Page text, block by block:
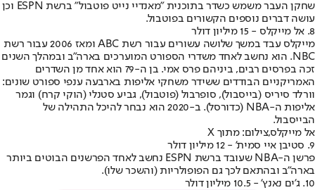
שחקן העבר משמש כשדר בתוכנית "מאנדיי נייט פוטבול" ברשת ESPN וכן
עושה דברים נוספים הקשורים בפוטבול.
8. אל מייקלס - 15 מיליון דולר
מייקלס עבד במשך שלושה עשורים עבור רשת ABC ומאז 2006 עבור רשת
NBC. הוא נחשב לאחד משדרי הספורט המוערכים בארה"ב ובמהלך השנים
זכה בפרסים רבים, ביניהם פרס אמי. בן ה-79 הוא אחד מן השדרים
האמריקניים הבודדים ששידר משחקי אליפות בארבעה ענפי ספורט שונים:
וורלד סיריס (בייסבול), סופרבול (פוטבול), גביע סטנלי (הוקי קרח) וגמר
אליפות ה-NBA (כדורסל). ב-2020 הוא נבחר להיכל התהילה של
הבייסבול.
אל מייקלס,צילום: מתוך X
9. סטיבן איי סמית' - 12 מיליון דולר
פרשן ה-NBA שעובד ברשת ESPN נחשב לאחד הפרשנים הבוטים ביותר
בארה"ב ובהתאם לכך גם הפופולריות (והשכר שלו).
10. ג'ים נאנץ' - 10.5 מיליון דולר